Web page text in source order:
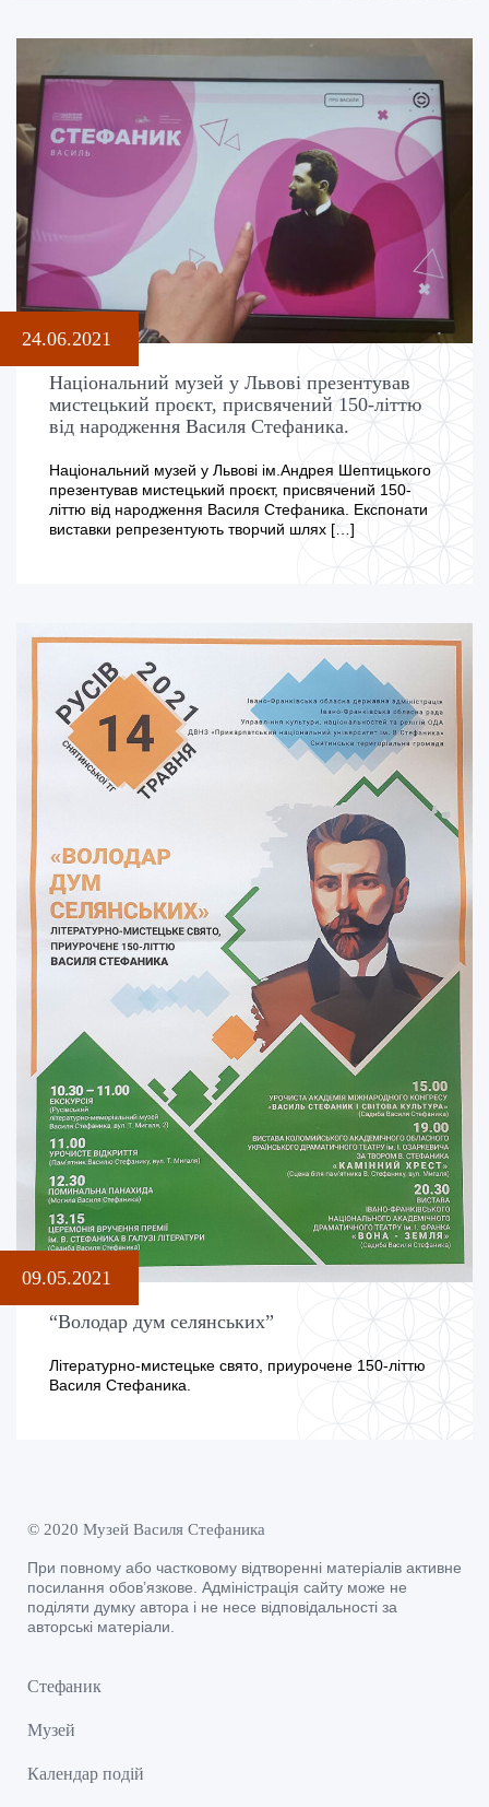
24.06.2021
Національний музей у Львові презентував
мистецький проєкт, присвячений 150-літтю
від народження Василя Стефаника.
Національний музей у Львові ім.Андрея Шептицького
презентував мистецький проєкт, присвячений 150-
літтю від народження Василя Стефаника. Експонати
виставки репрезентують творчий шлях […]
09.05.2021
“Володар дум селянських”
Літературно-мистецьке свято, приурочене 150-літтю
Василя Стефаника.
© 2020 Музей Василя Стефаника
При повному або частковому відтворенні матеріалів активне
посилання обов’язкове. Адміністрація сайту може не
поділяти думку автора і не несе відповідальності за
авторські матеріали.
Стефаник
Музей
Календар подій